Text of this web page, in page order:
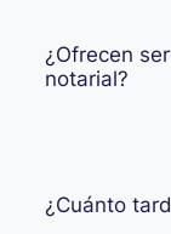
¿Ofrecen
notarial?
¿Cuánto